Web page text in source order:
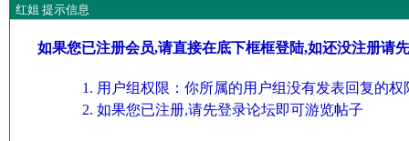
红姐 提示信息
如果您已注册会员,请直接在底下框框登陆,如还没注册请
用户组权限：你所属的用户组没有发表回复的权
如果您已注册,请先登录论坛即可游览帖子